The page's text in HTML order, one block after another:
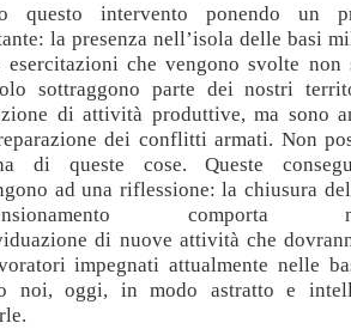
questo intervento ponendo un
la presenza nell’isola delle basi
esercitazioni che vengono svolte non
sottraggono parte dei nostri
di attività produttive, ma sono
dei conflitti armati. Non
di queste cose. Queste
ad una riflessione: la chiusura
comporta
di nuove attività che
impegnati attualmente nelle
noi, oggi, in modo astratto e